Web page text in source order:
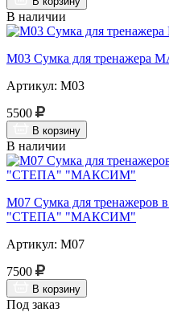
В наличии
М03 Сумка для
Артикул: М03
5500
В корзину
В наличии
М07 Сумка для
"СТЕПА" "МАКСИМ"
Артикул: М07
7500
В корзину
Под заказ